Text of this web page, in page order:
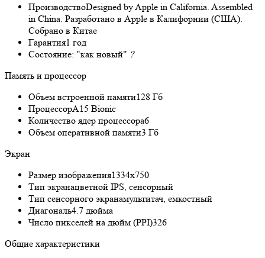
ПроизводствоDesigned by Apple in California. Assembled
in China. Разработано в Apple в Калифорнии (США).
Собрано в Китае
Гарантия1 год
Состояние: "как новый" ?
Память и процессор
Объем встроенной памяти128 Гб
ПроцессорA15 Bionic
Количество ядер процессора6
Объем оперативной памяти3 Гб
Экран
Размер изображения1334x750
Тип экранацветной IPS, сенсорный
Тип сенсорного экранамультитач, емкостный
Диагональ4.7 дюйма
Число пикселей на дюйм (PPI)326
Общие характеристики